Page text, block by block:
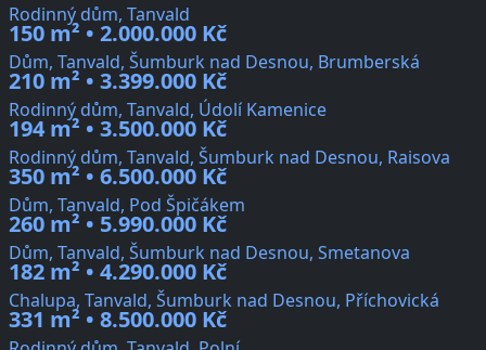
Rodinný dům, Tanvald
150 m² • 2.000.000 Kč
Dům, Tanvald, Šumburk nad Desnou, Brumberská
210 m² • 3.399.000 Kč
Rodinný dům, Tanvald, Údolí Kamenice
194 m² • 3.500.000 Kč
Rodinný dům, Tanvald, Šumburk nad Desnou, Raisova
350 m² • 6.500.000 Kč
Dům, Tanvald, Pod Špičákem
260 m² • 5.990.000 Kč
Dům, Tanvald, Šumburk nad Desnou, Smetanova
182 m² • 4.290.000 Kč
Chalupa, Tanvald, Šumburk nad Desnou, Příchovická
331 m² • 8.500.000 Kč